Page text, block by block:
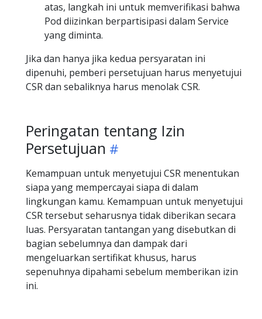
atas, langkah ini untuk memverifikasi bahwa
Pod diizinkan berpartisipasi dalam Service
yang diminta.
Jika dan hanya jika kedua persyaratan ini
dipenuhi, pemberi persetujuan harus menyetujui
CSR dan sebaliknya harus menolak CSR.
Peringatan tentang Izin
Persetujuan
Kemampuan untuk menyetujui CSR menentukan
siapa yang mempercayai siapa di dalam
lingkungan kamu. Kemampuan untuk menyetujui
CSR tersebut seharusnya tidak diberikan secara
luas. Persyaratan tantangan yang disebutkan di
bagian sebelumnya dan dampak dari
mengeluarkan sertifikat khusus, harus
sepenuhnya dipahami sebelum memberikan izin
ini.